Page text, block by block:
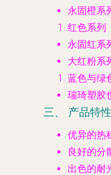
永固橙系
红色系列
永固红系
大红粉系
蓝色与绿
瑞琦塑胶
三、 产品特
优异的热
良好的分
出色的耐